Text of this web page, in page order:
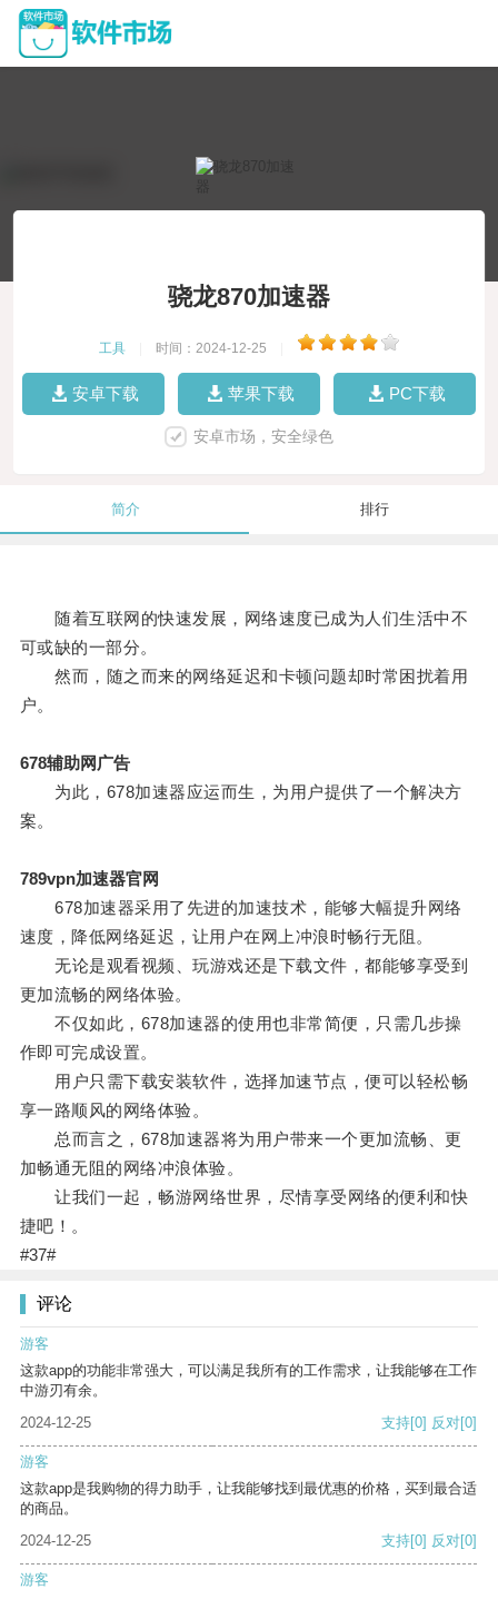
骁龙870加速器
工具 时间：2024-12-25
安卓下载 苹果下载 PC下载
安卓市场，安全绿色
简介 排行
随着互联网的快速发展，网络速度已成为人们生活中不
可或缺的一部分。
然而，随之而来的网络延迟和卡顿问题却时常困扰着用
户。
678辅助网广告
为此，678加速器应运而生，为用户提供了一个解决方
案。
789vpn加速器官网
678加速器采用了先进的加速技术，能够大幅提升网络
速度，降低网络延迟，让用户在网上冲浪时畅行无阻。
无论是观看视频、玩游戏还是下载文件，都能够享受到
更加流畅的网络体验。
不仅如此，678加速器的使用也非常简便，只需几步操
作即可完成设置。
用户只需下载安装软件，选择加速节点，便可以轻松畅
享一路顺风的网络体验。
总而言之，678加速器将为用户带来一个更加流畅、更
加畅通无阻的网络冲浪体验。
让我们一起，畅游网络世界，尽情享受网络的便利和快
捷吧！。
#37#
评论
游客
这款app的功能非常强大，可以满足我所有的工作需求，让我能够在工作
中游刃有余。
2024-12-25
支持[0] 反对[0]
游客
这款app是我购物的得力助手，让我能够找到最优惠的价格，买到最合适
的商品。
2024-12-25
支持[0] 反对[0]
游客